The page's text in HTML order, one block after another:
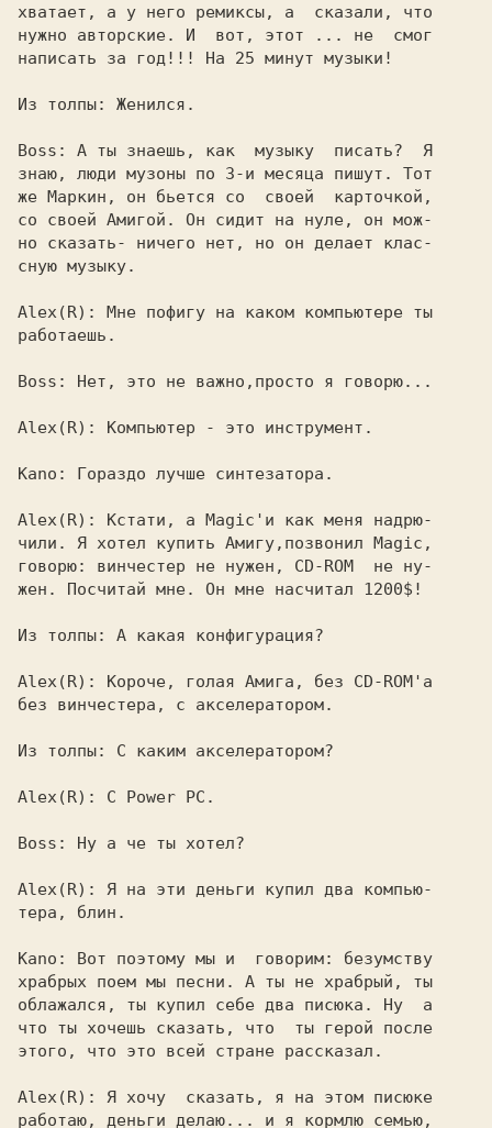
хватает, а у него ремиксы, а  сказали, что
нужно авторские. И  вот, этот ... не  смог
написать за год!!! На 25 минут музыки!
Из толпы: Женился.
Boss: А ты знаешь, как  музыку  писать?  Я
знаю, люди музоны по 3-и месяца пишут. Тот
же Маркин, он бьется со  своей  карточкой,
со своей Амигой. Он сидит на нуле, он мож-
но сказать- ничего нет, но он делает клас-
сную музыку.
Alex(R): Мне пофигу на каком компьютере ты
работаешь.
Boss: Нет, это не важно,просто я говорю...
Alex(R): Компьютер - это инструмент.
Kano: Гораздо лучше синтезатора.
Alex(R): Кстати, а Magic'и как меня надрю-
чили. Я хотел купить Амигу,позвонил Magic,
говорю: винчестер не нужен, CD-ROM  не ну-
жен. Посчитай мне. Он мне насчитал 1200$!
Из толпы: А какая конфигурация?
Alex(R): Короче, голая Амига, без СD-ROM'a
без винчестера, с акселератором.
Из толпы: С каким акселератором?
Alex(R): С Power PC.
Boss: Ну а че ты хотел?
Alex(R): Я на эти деньги купил два компью-
тера, блин.
Kano: Вот поэтому мы и  говорим: безумству
храбрых поем мы песни. А ты не храбрый, ты
облажался, ты купил себе два писюка. Hу  а
что ты хочешь сказать, что  ты герой после
этого, что это всей стране рассказал.
Alex(R): Я хочу  сказать, я на этом писюке
работаю, деньги делаю... и я кормлю семью,